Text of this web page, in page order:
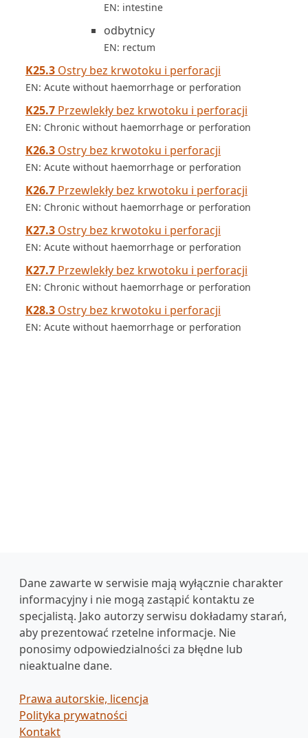
EN: intestine
odbytnicy
EN: rectum
K25.3 Ostry bez krwotoku i perforacji
EN: Acute without haemorrhage or perforation
K25.7 Przewlekły bez krwotoku i perforacji
EN: Chronic without haemorrhage or perforation
K26.3 Ostry bez krwotoku i perforacji
EN: Acute without haemorrhage or perforation
K26.7 Przewlekły bez krwotoku i perforacji
EN: Chronic without haemorrhage or perforation
K27.3 Ostry bez krwotoku i perforacji
EN: Acute without haemorrhage or perforation
K27.7 Przewlekły bez krwotoku i perforacji
EN: Chronic without haemorrhage or perforation
K28.3 Ostry bez krwotoku i perforacji
EN: Acute without haemorrhage or perforation
Dane zawarte w serwisie mają wyłącznie charakter
informacyjny i nie mogą zastąpić kontaktu ze
specjalistą. Jako autorzy serwisu dokładamy starań,
aby prezentować rzetelne informacje. Nie
ponosimy odpowiedzialności za błędne lub
nieaktualne dane.
Prawa autorskie, licencja
Polityka prywatności
Kontakt